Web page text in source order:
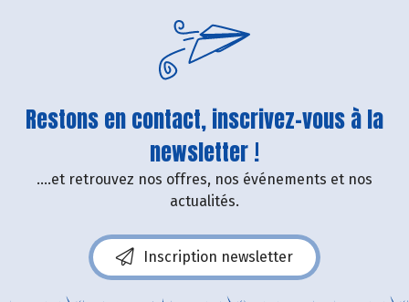
Restons en contact, inscrivez-vous à la
newsletter !
....et retrouvez nos offres, nos événements et nos
actualités.
Inscription newsletter